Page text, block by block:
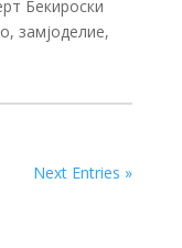
Бекироски
замјоделие,
Next Entries »